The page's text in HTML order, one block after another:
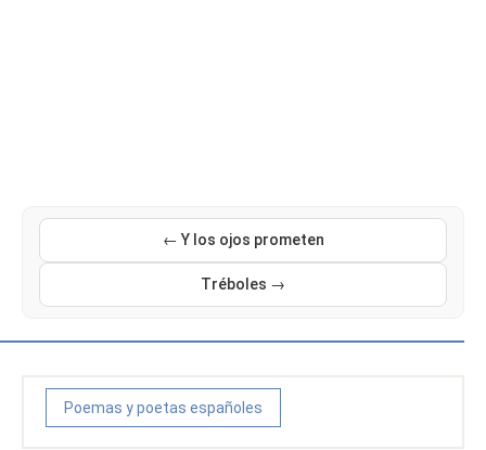
← Y los ojos prometen
Tréboles →
Poemas y poetas españoles